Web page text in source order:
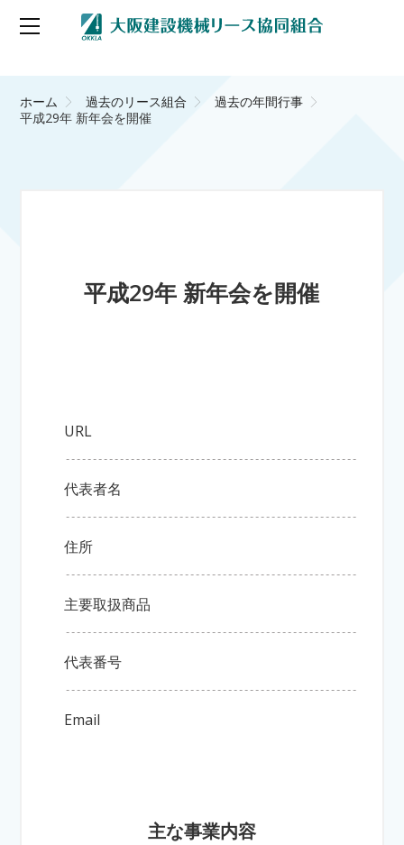
ホーム 過去のリース組合
過去の年間行事
平成29年 新年会を開催
平成29年 新年会を開催
URL
代表者名
住所
主要取扱商品
代表番号
Email
主な事業内容